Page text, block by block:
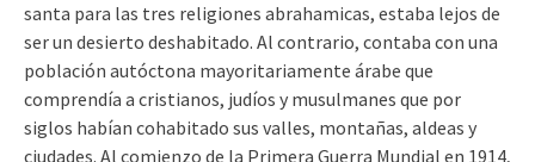
santa para las tres religiones abrahamicas, estaba lejos de
ser un desierto deshabitado. Al contrario, contaba con una
población autóctona mayoritariamente árabe que
comprendía a cristianos, judíos y musulmanes que por
siglos habían cohabitado sus valles, montañas, aldeas y
ciudades. Al comienzo de la Primera Guerra Mundial en 1914,